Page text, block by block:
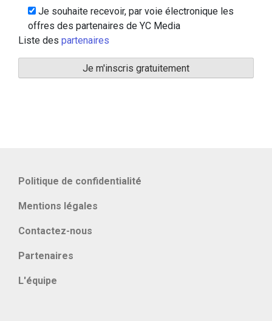
Je souhaite recevoir, par voie électronique les
offres des partenaires de YC Media
Liste des partenaires
Politique de confidentialité
Mentions légales
Contactez-nous
Partenaires
L'équipe